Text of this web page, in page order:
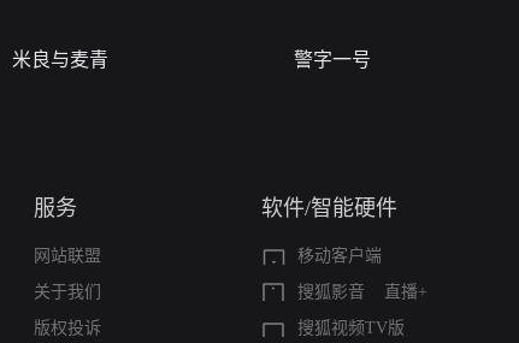
米良与麦青 警字一号
服务
网站联盟
关于我们
版权投诉
软件/智能硬件
移动客户端
搜狐影音
直播+
搜狐视频TV版